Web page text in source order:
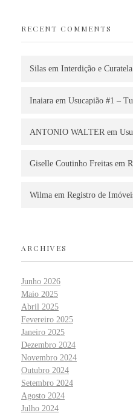
RECENT COMMENTS
Silas em Interdição e Curatela
Inaiara em Usucapião #1 –
ANTONIO WALTER em
Giselle Coutinho Freitas em
Wilma em Registro de
ARCHIVES
Junho 2026
Maio 2025
Abril 2025
Fevereiro 2025
Janeiro 2025
Dezembro 2024
Novembro 2024
Outubro 2024
Setembro 2024
Agosto 2024
Julho 2024